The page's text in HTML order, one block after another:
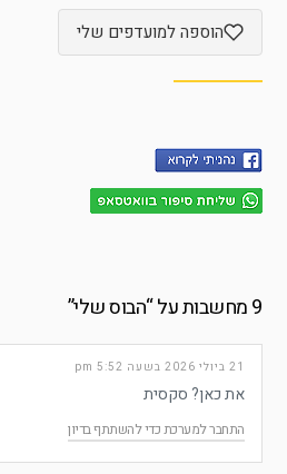
הוספה למועדפים שלי
9 מחשבות על “ הבוס שלי”
21 ביולי 2026 בשעה 5:52 pm
את כאן? סקסית
התחבר למערכת כדי להשתתף בדיון